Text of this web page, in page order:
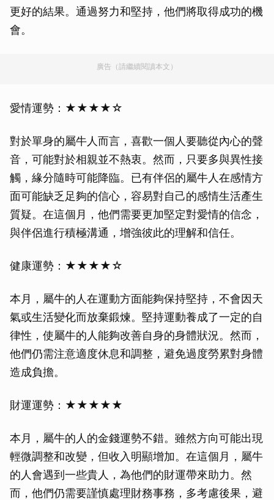
更好的結果。通過努力和堅持，他們將取得成功的機
會。
廣告（請繼續閱讀本文）
愛情運勢：★★★★☆
對於單身的屬牛人而言，喜歡一個人要聽從內心的聲
音，可能對於相親並不熱衷。然而，只要多與異性接
觸，緣分隨時可能降臨。已有伴侶的屬牛人在感情方
面可能缺乏足夠的信心，容易對自己的感情生活產生
質疑。在這個月，他們需要更加堅定對愛情的信念，
與伴侶進行積極溝通，增強彼此的理解和信任。
健康運勢：★★★★☆
本月，屬牛的人在運動方面能夠保持堅持，不會因天
氣或生活變化而放棄鍛煉。堅持運動養成了一定的自
律性，使屬牛的人能夠改善自身的身體狀況。然而，
他們仍需注意適度休息和調整，避免過度勞累對身體
造成負擔。
財運運勢：★★★★★
本月，屬牛的人的金錢運勢不錯。雖然方向可能出現
輕微調整和改變，但收入明顯增加。在這個月，屬牛
的人會遇到一些貴人，為他們的財運帶來助力。然
而，他們仍需要謹慎處理財務事務，多考慮後果，避